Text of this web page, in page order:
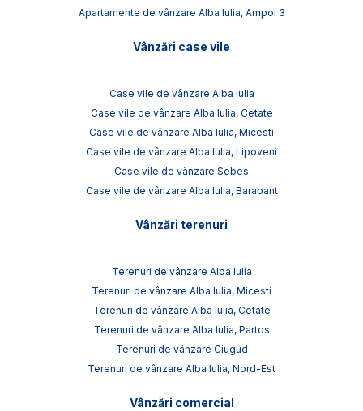
Apartamente de vânzare Alba Iulia, Ampoi 3
Vânzări case vile
Case vile de vânzare Alba Iulia
Case vile de vânzare Alba Iulia, Cetate
Case vile de vânzare Alba Iulia, Micesti
Case vile de vânzare Alba Iulia, Lipoveni
Case vile de vânzare Sebes
Case vile de vânzare Alba Iulia, Barabant
Vânzări terenuri
Terenuri de vânzare Alba Iulia
Terenuri de vânzare Alba Iulia, Micesti
Terenuri de vânzare Alba Iulia, Cetate
Terenuri de vânzare Alba Iulia, Partos
Terenuri de vânzare Ciugud
Terenuri de vânzare Alba Iulia, Nord-Est
Vânzări comercial